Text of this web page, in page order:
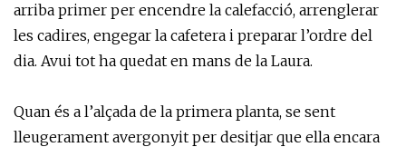
arriba primer per encendre la calefacció, arrenglerar
les cadires, engegar la cafetera i preparar l’ordre del
dia. Avui tot ha quedat en mans de la Laura.
Quan és a l’alçada de la primera planta, se sent
lleugerament avergonyit per desitjar que ella encara